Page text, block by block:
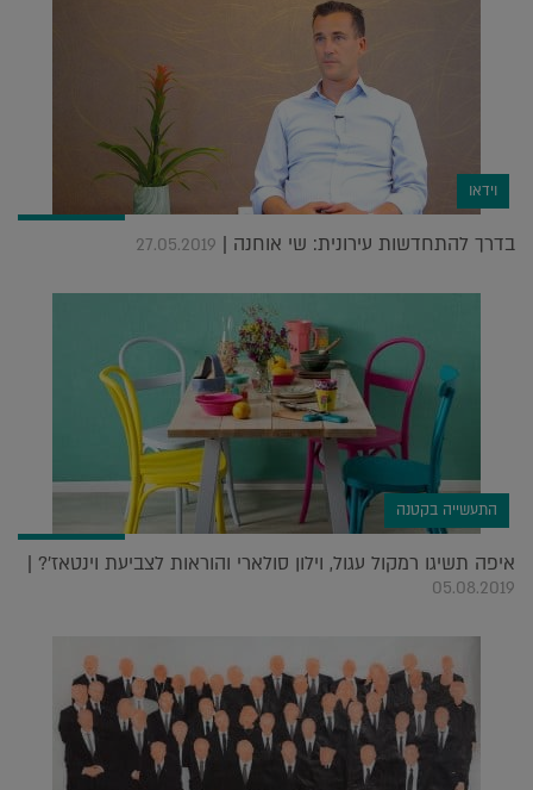
וידאו
בדרך להתחדשות עירונית: שי אוחנה | 27.05.2019
התעשייה בקטנה
איפה תשיגו רמקול עגול, וילון סולארי והוראות לצביעת וינטאז'? |
05.08.2019